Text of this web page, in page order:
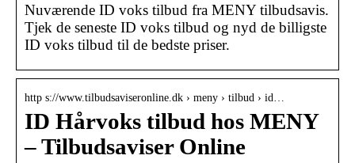
Nuværende ID voks tilbud fra MENY tilbudsavis.
Tjek de seneste ID voks tilbud og nyd de billigste
ID voks tilbud til de bedste priser.
http s://www.tilbudsaviseronline.dk › meny › tilbud › id…
ID Hårvoks tilbud hos MENY
– Tilbudsaviser Online